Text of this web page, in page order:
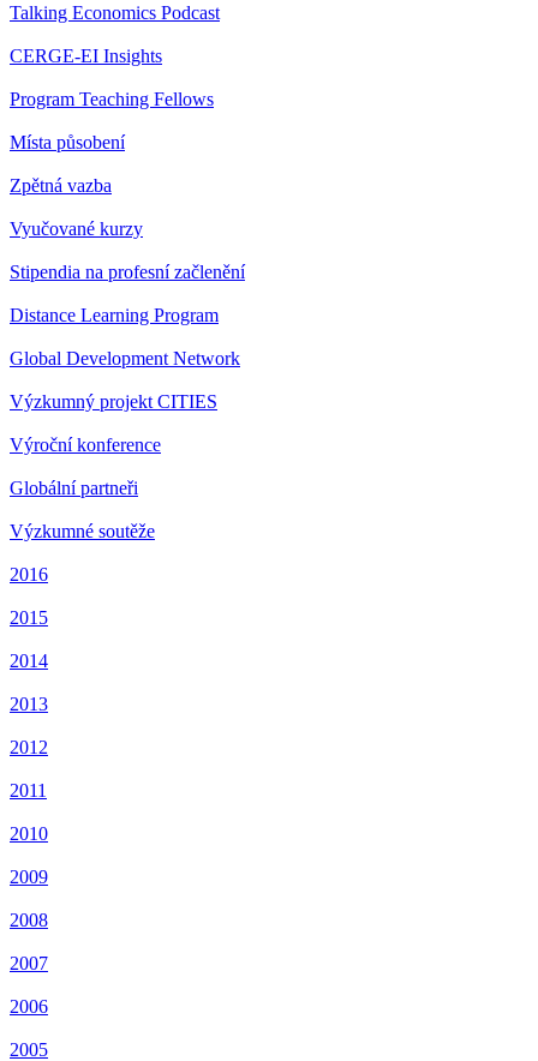
Talking Economics Podcast
CERGE-EI Insights
Program Teaching Fellows
Místa působení
Zpětná vazba
Vyučované kurzy
Stipendia na profesní začlenění
Distance Learning Program
Global Development Network
Výzkumný projekt CITIES
Výroční konference
Globální partneři
Výzkumné soutěže
2016
2015
2014
2013
2012
2011
2010
2009
2008
2007
2006
2005